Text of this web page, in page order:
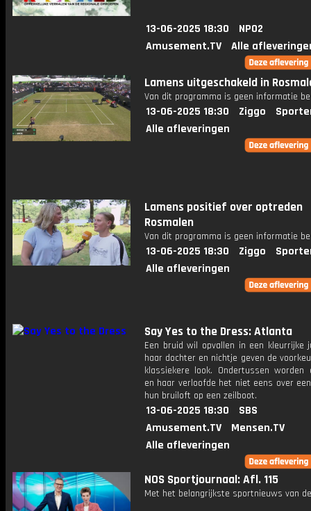
13-06-2025 18:30
NPO2
Amusement.TV
Alle
Lamens uitgeschakeld in
Van dit programma is geen informatie
13-06-2025 18:30 Ziggo
Alle afleveringen
Lamens positief over optreden
Rosmalen
Van dit programma is geen informatie
13-06-2025 18:30 Ziggo
Alle afleveringen
Say Yes to the Dress: Atlanta
Een bruid wil opvallen in een kleurrijke
haar dochter en nichtje geven de
klassiekere look. Ondertussen worden
en haar verloofde het niet eens over
hun bruiloft op een zeilboot.
13-06-2025 18:30
SBS
Amusement.TV
Mensen.TV
Alle afleveringen
NOS Sportjournaal: Afl. 115
Met het belangrijkste sportnieuws van